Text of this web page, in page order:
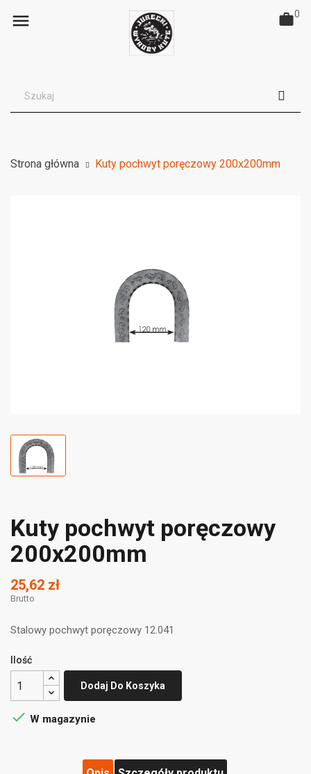
 0
Strona główna Kuty pochwyt poręczowy 200x200mm
Kuty pochwyt poręczowy
200x200mm
25,62 zł
Brutto
Stalowy pochwyt poręczowy 12.041
Ilość
Dodaj Do Koszyka
 W magazynie